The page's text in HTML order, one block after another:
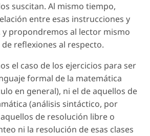
suscitan. Al mismo tiempo,
entre esas instrucciones y
y propondremos al lector mismo
reflexiones al respecto.
el caso de los ejercicios para ser
formal de la matemática
en general), ni el de aquellos de
(análisis sintáctico, por
de resolución libre o
ni la resolución de esas clases